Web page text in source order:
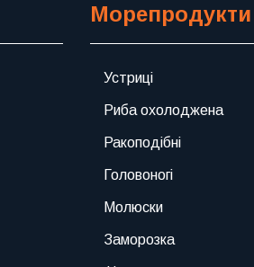
Морепродукти
Устриці
Риба охолоджена
Ракоподібні
Головоногі
Молюски
Заморозка